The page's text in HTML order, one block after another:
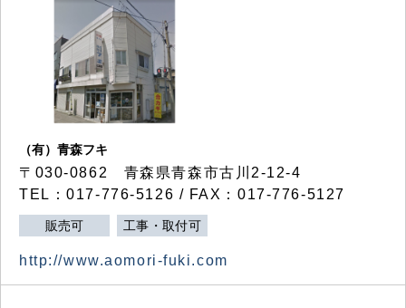
（有）青森フキ
〒030-0862 青森県青森市古川2-12-4
TEL：017-776-5126 / FAX：017-776-5127
販売可 工事・取付可
http://www.aomori-fuki.com